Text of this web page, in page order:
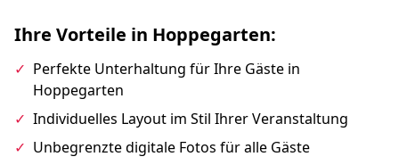
Ihre Vorteile in Hoppegarten:
✓ Perfekte Unterhaltung für Ihre Gäste in
Hoppegarten
✓ Individuelles Layout im Stil Ihrer Veranstaltung
✓ Unbegrenzte digitale Fotos für alle Gäste